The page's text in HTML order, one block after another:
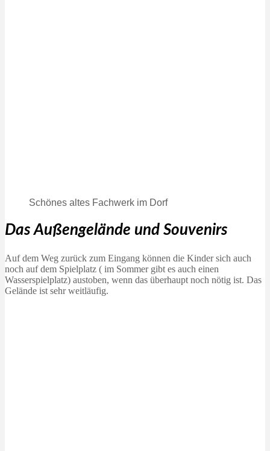
Schönes altes Fachwerk im Dorf
Das Außengelände und Souvenirs
Auf dem Weg zurück zum Eingang können die Kinder sich auch
noch auf dem Spielplatz ( im Sommer gibt es auch einen
Wasserspielplatz) austoben, wenn das überhaupt noch nötig ist. Das
Gelände ist sehr weitläufig.